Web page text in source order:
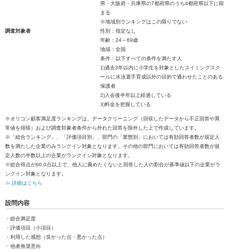
県・大阪府・兵庫県の7都府県のうち4都府県以下に留
まる
※地域別ランキングはこの限りでない
調査対象者
性別：指定なし
年齢：24～69歳
地域：全国
条件：以下すべての条件を満たす人
1)過去3年以内に小学生を対象としたスイミングスク
ールに水泳選手育成以外の目的で通わせたことのある
保護者
2)入会後半年以上経過している
3)料金を把握している
※オリコン顧客満足度ランキングは、データクリーニング（回収したデータから不正回答や異
常値を排除）および調査対象者条件から外れた回答を除外した上で作成しています。
※「総合ランキング」、「評価項目別」、部門の「業態別」においては有効回答者数が規定人
数を満たした企業のみランクイン対象となります。その他の部門においては有効回答者数が規
定人数の半数以上の企業がランクイン対象となります。
※総合得点が60.0点以上で、他人に薦めたくないと回答した人の割合が基準値以下の企業がラ
ンクイン対象となります。
≫ 詳細はこちら
設問内容
・総合満足度
・評価項目（小項目）
・利用した感想（良かった点・悪かった点）
・他者推奨意向